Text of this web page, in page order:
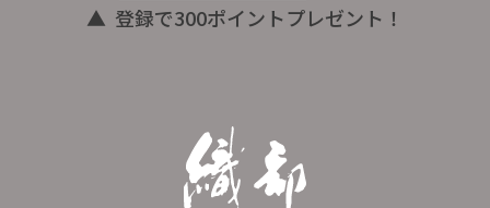
登録で300ポイントプレゼント！